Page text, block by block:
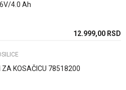
4.0 Ah
12.999,00 RSD
ZA KOSAČICU 78518200